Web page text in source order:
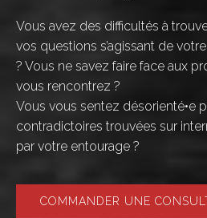
Vous avez des difficultés à
vos questions s’agissant de
? Vous ne savez faire face aux
vous rencontrez ?
Vous vous sentez désorienté•e
contradictoires trouvées sur
par votre entourage ?
COMMANDER UNE